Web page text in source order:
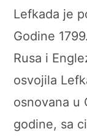
Lefkada je
Godine
Rusa i
osvojila
osnovana u
godine, sa